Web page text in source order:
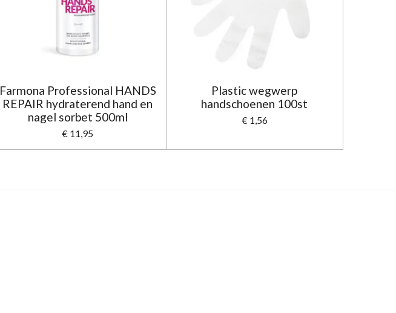
Farmona Professional HANDS
REPAIR hydraterend hand en
nagel sorbet 500ml
€ 11,95
Plastic wegwerp
handschoenen 100st
€ 1,56